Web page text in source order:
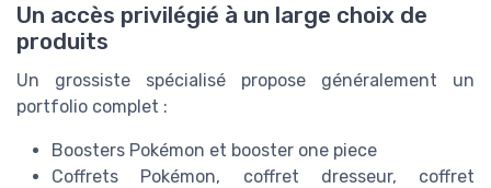
Un accès privilégié à un large choix de
produits
Un grossiste spécialisé propose généralement un
portfolio complet :
Boosters Pokémon et booster one piece
Coffrets Pokémon, coffret dresseur, coffret